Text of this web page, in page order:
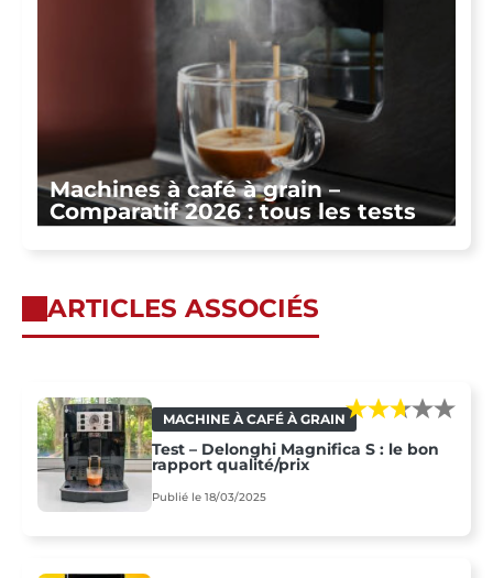
Machines à café à grain –
Comparatif 2026 : tous les tests
ARTICLES ASSOCIÉS
MACHINE À CAFÉ À GRAIN
Test – Delonghi Magnifica S : le bon
rapport qualité/prix
Publié le 18/03/2025